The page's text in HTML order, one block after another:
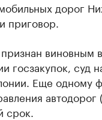
дорог
приговор.
виновным в
госзакупок, суд
Еще одному
срок.